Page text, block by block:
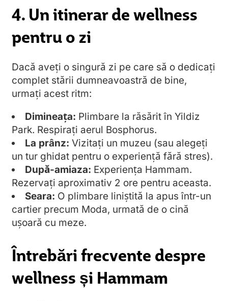
4. Un itinerar de wellness
pentru o zi
Dacă aveți o singură zi pe care să o dedicați
complet stării dumneavoastră de bine,
urmați acest ritm:
Dimineața: Plimbare la răsărit în Yildiz
Park. Respirați aerul Bosphorus.
La prânz: Vizitați un muzeu (sau alegeți
un tur ghidat pentru o experiență fără stres).
După-amiaza: Experiența Hammam.
Rezervați aproximativ 2 ore pentru aceasta.
Seara: O plimbare liniștită la apus într-un
cartier precum Moda, urmată de o cină
ușoară cu meze.
Întrebări frecvente despre
wellness și Hammam